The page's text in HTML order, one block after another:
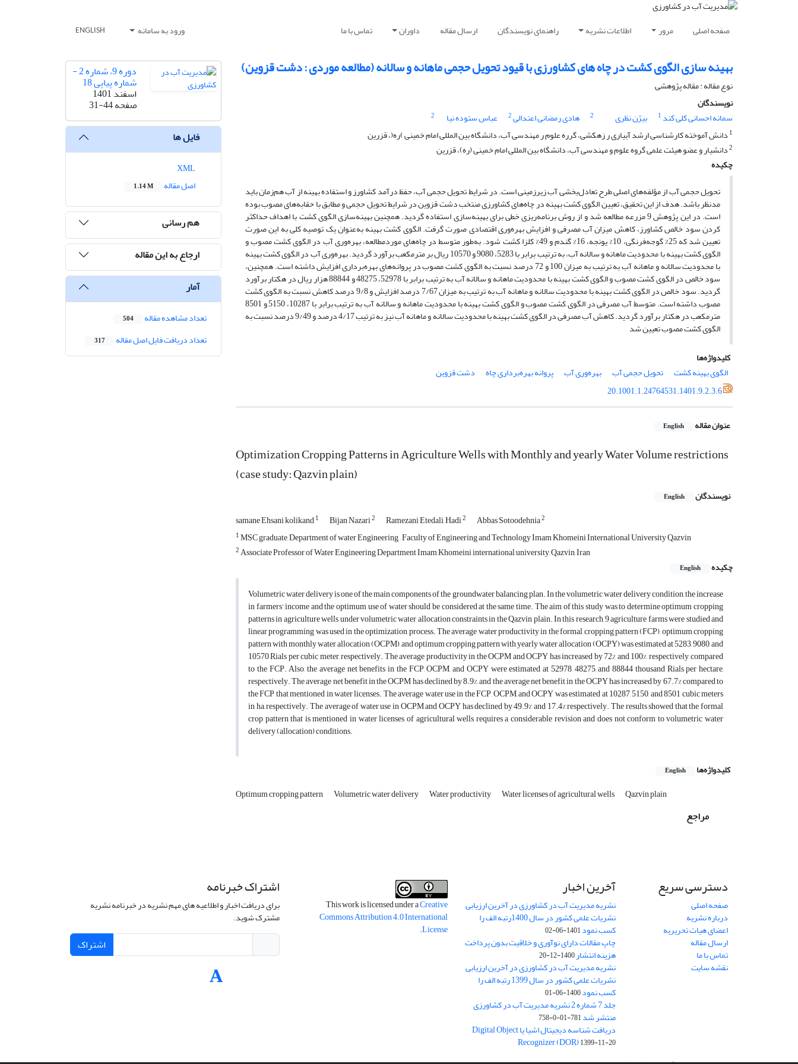
صفحه اصلی مرور اطلاعات نشریه راهنمای نویسندگان ارسال مقاله داوران تماس با ما ورود به سامانه ENGLISH
بهینه سازی الگوی کشت در چاه های کشاورزی با قیود تحویل حجمی ماهانه و سالانه (مطالعه موردی : دشت قزوین)
نوع مقاله : مقاله پژوهشی
نویسندگان
سمانه احسانی کلی کند 1 بیژن نظری 2 هادی رمضانی اعتدالی2 عباس ستوده نیا
2
1 دانش آموخته کارشناسی ارشد آبیاری ر زهکشی، گرره علوم ر مهندسی آب، دانشگاه بین المللی امام خمینی )ره(، قزرین
2دانشیار و عضو هیئت علمی گروه علوم و مهندسی آب، دانشگاه بین المللی امام خمینی (ره)، قزرین
چکیده
تحویل حجمی آب از مؤلفه‌های اصلی طرح تعادل‌بخشی آب زیرزمینی است. در شرایط تحویل حجمی آب، حفظ درآمد کشاورز و استفاده بهینه از آب هم‌زمان باید
مدنظر باشد. هدف از این تحقیق، تعیین الگوی کشت بهینه در چاه‌های کشاورزی منتخب دشت قزوین در شرایط تحویل حجمی و مطابق با حقابه‌های مصوب بوده
است. در این پژوهش 9 مزرعه مطالعه شد و از روش برنامه‌ریزی خطی برای بهینه‌سازی استفاده گردید. همچنین بهینه‌سازی الگوی کشت با اهداف حداکثر
کردن سود خالص کشاورز، کاهش میزان آب مصرفی و افزایش بهره‌وری اقتصادی صورت گرفت. الگوی کشت بهینه به‌عنوان یک توصیه کلی به این صورت
تعیین شد که 25% گوجه‌فرنگی، 10% یونجه، 16% گندم و 49% کلزا کشت شود. به‌طور متوسط در چاه‌های موردمطالعه، بهره‌وری آب در الگوی کشت مصوب و
الگوی کشت بهینه با محدودیت ماهانه و سالانه آب، به ترتیب برابر با 5283، 9080 و 10570 ریال بر مترمکعب برآورد گردید. بهره‌وری آب در الگوی کشت بهینه
با محدودیت سالانه و ماهانه آب به ترتیب به میزان 100 و 72 درصد نسبت به الگوی کشت مصوب در پروانه‌های بهره‌برداری افزایش داشته است. همچنین،
سود خالص در الگوی کشت مصوب و الگوی کشت بهینه با محدودیت ماهانه و سالانه آب به ترتیب برابر با 52978، 48275 و 88844 هزار ریال در هکتار برآورد
گردید. سود خالص در الگوی کشت بهینه با محدودیت سالانه و ماهانه آب به ترتیب به میزان 7/67 درصد افزایش و 9/8 درصد کاهش نسبت به الگوی کشت
مصوب داشته است. متوسط آب مصرفی در الگوی کشت مصوب و الگوی کشت بهینه با محدودیت ماهانه و سالانه آب به ترتیب برابر با 10287، 5150 و 8501
مترمکعب در هکتار برآورد گردید. کاهش آب مصرفی در الگوی کشت بهینه با محدودیت سالانه و ماهانه آب نیز به ترتیب 4/17 درصد و 9/49 درصد نسبت به
الگوی کشت مصوب تعیین شد
کلیدواژه‌ها
الگوی بهینه کشت
تحویل حجمی آب بهره‌وری آب پروانه بهره‌برداری چاه
دشت قزوین
20.1001.1.24764531.1401.9.2.3.6
عنوان مقاله English
Optimization Cropping Patterns in Agriculture Wells with Monthly and yearly Water Volume restrictions
(case study: Qazvin plain)
نویسندگان English
samane Ehsani kolikand1 Bijan Nazari2 Ramezani Etedali, Hadi2 Abbas Sotoodehnia2
1MSC graduate, Department of water Engineering, , Faculty of Engineering and Technology Imam Khomeini International University Qazvin
2Associate Professor of Water Engineering Department Imam Khomeini international university, Qazvin, Iran
چکیده
English
Volumetric water delivery is one of the main components of the groundwater balancing plan. In the volumetric water delivery condition, the increase
in farmers' income and the optimum use of water should be considered at the same time. The aim of this study was to determine optimum cropping
patterns in agriculture wells under volumetric water allocation constraints in the Qazvin plain. In this research, 9 agriculture farms were studied and
linear programming was used in the optimization process. The average water productivity in the formal cropping pattern (FCP), optimum cropping
pattern with monthly water allocation (OCPM), and optimum cropping pattern with yearly water allocation (OCPY) was estimated at 5283, 9080, and
10570 Rials per cubic meter, respectively. The average productivity in the OCPM and OCPY has increased by 72% and 100%, respectively, compared
to the FCP. Also, the average net benefits in the FCP, OCPM, and OCPY were estimated at 52978, 48275, and 88844 thousand Rials per hectare,
respectively. The average net benefit in the OCPM has declined by 8.9%, and the average net benefit in the OCPY has increased by 67.7% compared to
the FCP that mentioned in water licenses. The average water use in the FCP, OCPM, and OCPY was estimated at 10287, 5150, and 8501 cubic meters
in ha, respectively. The average of water use in OCPM and OCPY has declined by 49.9% and 17.4% respectively. The results showed that the formal
crop pattern that is mentioned in water licenses of agricultural wells requires a considerable revision and does not conform to volumetric water
delivery (allocation) conditions.
کلیدواژه‌ها English
Optimum cropping pattern Volumetric water delivery Water productivity Water licenses of agricultural wells Qazvin plain
مراجع
دوره 9، شماره 2 -
شماره پیاپی 18
اسفند 1401
صفحه31-44
فایل ها
اصل مقاله
1.14 M
هم رسانی
ارجاع به این مقاله
آمار
تعداد مشاهده مقاله 504
تعداد دریافت فایل اصل مقاله 317
دسترسی سریع
صفحه اصلی
درباره نشریه
اعضای هیات تحریریه
ارسال مقاله
تماس با ما
نقشه سایت
آخرین اخبار
نشریه مدیریت آب در کشاورزی در آخرین ارزیابی
نشریات علمی کشور در سال 1400رتبه الف را
کسب نمود1401-06-02
چاپ مقالات دارای نوآوری و خلاقیت بدون پرداخت
هزینه انتشار1400-12-20
نشریه مدیریت آب در کشاورزی در آخرین ارزیابی
نشریات علمی کشور در سال 1399 رتبه الف را
کسب نمود1400-06-01
جلد 7 شماره 2 نشریه مدیریت آب در کشاورزی
منتشر شد781-01-0-758
دریافت شناسه دیجیتال اشیا یا Digital Object
Recognizer (DOR)1399-11-20
This work is licensed under aCreative
Commons Attribution 4.0 International
License
.
اشتراک خبرنامه
برای دریافت اخبار و اطلاعیه های مهم نشریه در خبرنامه نشریه
مشترک شوید.
اشتراک